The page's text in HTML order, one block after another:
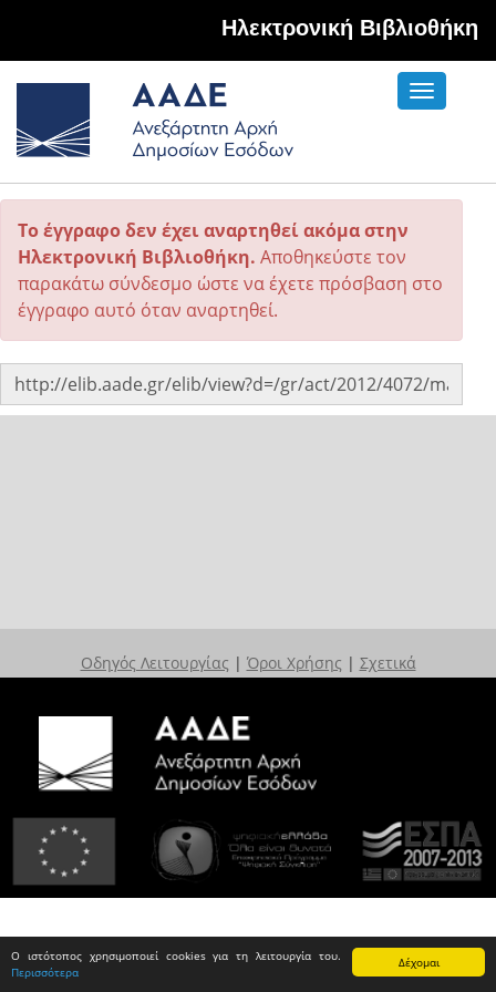
Δέχομαι
Ο ιστότοπος χρησιμοποιεί cookies για τη λειτουργία του.
Περισσότερα
Hλεκτρονική Βιβλιοθήκη
Toggle
Το έγγραφο δεν έχει αναρτηθεί ακόμα στην
Ηλεκτρονική Βιβλιοθήκη. Αποθηκεύστε τον
παρακάτω σύνδεσμο ώστε να έχετε πρόσβαση στο
έγγραφο αυτό όταν αναρτηθεί.
Οδηγός Λειτουργίας | Όροι Χρήσης | Σχετικά